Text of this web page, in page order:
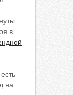
в
на